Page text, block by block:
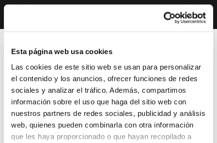
Esta página web usa cookies
Las cookies de este sitio web se usan para personalizar
el contenido y los anuncios, ofrecer funciones de redes
sociales y analizar el tráfico. Además, compartimos
información sobre el uso que haga del sitio web con
nuestros partners de redes sociales, publicidad y análisis
web, quienes pueden combinarla con otra información
que les haya proporcionado o que hayan recopilado a